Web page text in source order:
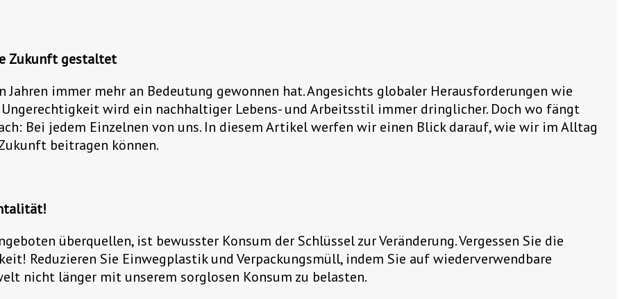
Zukunft gestaltet
immer mehr an Bedeutung gewonnen hat. Angesichts globaler Herausforderungen wie
wird ein nachhaltiger Lebens- und Arbeitsstil immer dringlicher. Doch wo fängt
Bei jedem Einzelnen von uns. In diesem Artikel werfen wir einen Blick darauf, wie wir im Alltag
beitragen können.
überquellen, ist bewusster Konsum der Schlüssel zur Veränderung. Vergessen Sie die
Reduzieren Sie Einwegplastik und Verpackungsmüll, indem Sie auf wiederverwendbare
nicht länger mit unserem sorglosen Konsum zu belasten.